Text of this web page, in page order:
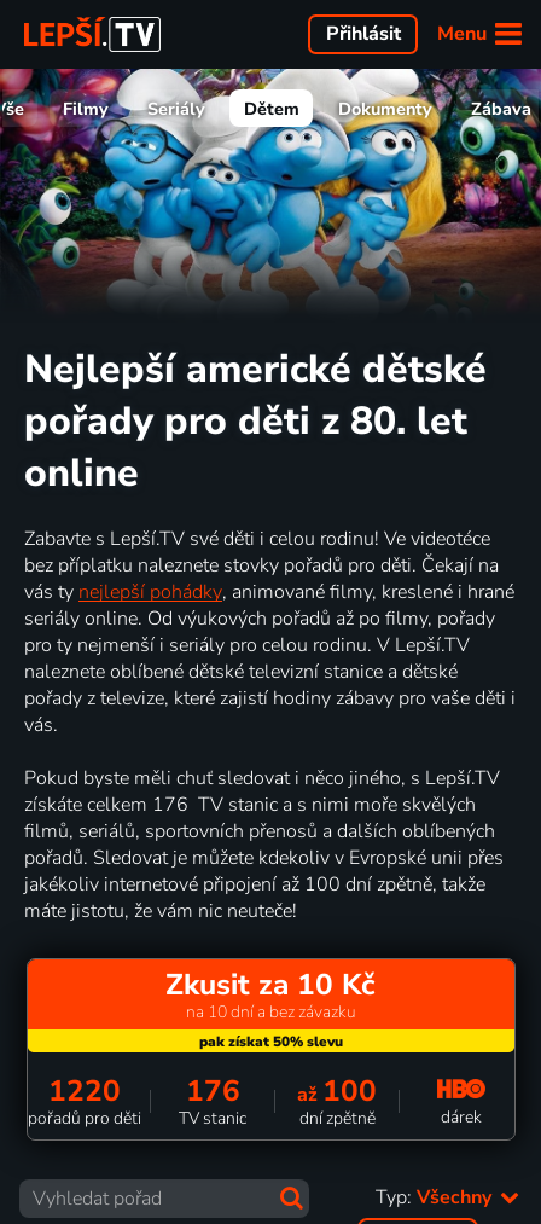
Menu
Přihlásit
Filmy Seriály Dětem Dokumenty Zábava
Nejlepší americké dětské
pořady pro děti z 80. let
online
Zabavte s Lepší.TV své děti i celou rodinu! Ve videotéce
bez příplatku naleznete stovky pořadů pro děti. Čekají na
vás ty nejlepší pohádky, animované filmy, kreslené i hrané
seriály online. Od výukových pořadů až po filmy, pořady
pro ty nejmenší i seriály pro celou rodinu. V Lepší.TV
naleznete oblíbené dětské televizní stanice a dětské
pořady z televize, které zajistí hodiny zábavy pro vaše děti i
vás.
Pokud byste měli chuť sledovat i něco jiného, s Lepší.TV
získáte celkem 176 TV stanic a s nimi moře skvělých
filmů, seriálů, sportovních přenosů a dalších oblíbených
pořadů. Sledovat je můžete kdekoliv v Evropské unii přes
jakékoliv internetové připojení až 100 dní zpětně, takže
máte jistotu, že vám nic neuteče!
Zkusit za 10 Kč
na 10 dní a bez závazku
1220
pořadů pro děti
176
TV stanic
až 100
dní zpětně dárek
Typ: Všechny